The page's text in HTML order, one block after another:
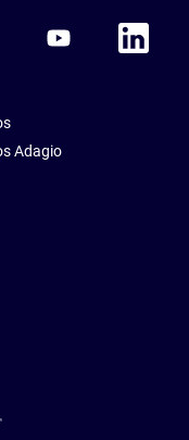
PinterestAccor Youtube
Accor
Adagio